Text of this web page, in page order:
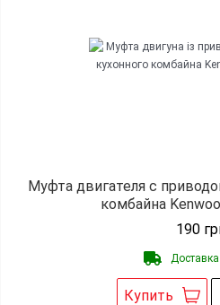
Муфта двигателя с
комбайна
190
Купить